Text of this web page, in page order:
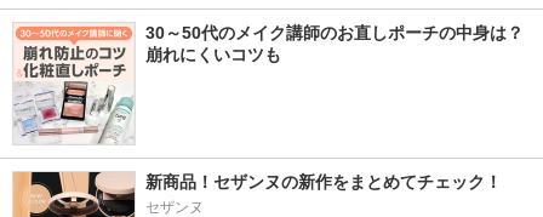
30～50代のメイク講師のお直しポーチの中身は？
崩れにくいコツも
新商品！セザンヌの新作をまとめてチェック！
セザンヌ